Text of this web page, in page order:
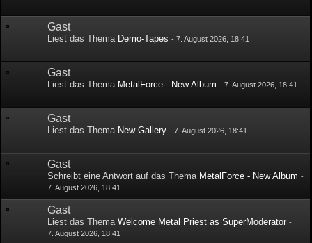
Gast
Liest das Thema Demo-Tapes -7. August 2026, 18:41
Gast
Liest das Thema MetalForce - New Album -7. August 2026, 18:41
Gast
Liest das Thema New Gallery -7. August 2026, 18:41
Gast
Schreibt eine Antwort auf das Thema MetalForce - New Album -
7. August 2026, 18:41
Gast
Liest das ThemaWelcome Metal Priest as SuperModerator -
7. August 2026, 18:41